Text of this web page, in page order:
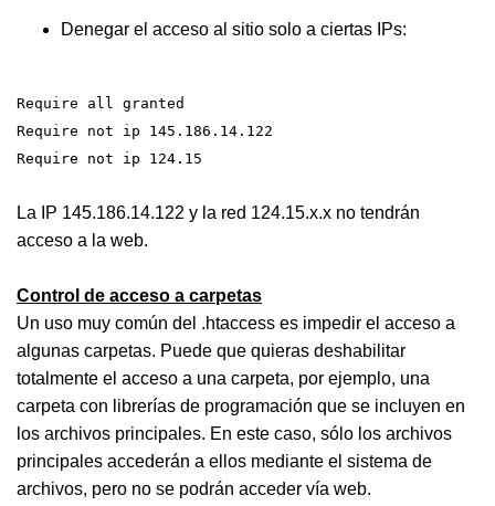
Denegar el acceso al sitio solo a ciertas IPs:
Require all granted
Require not ip 145.186.14.122
Require not ip 124.15
La IP 145.186.14.122 y la red 124.15.x.x no tendrán
acceso a la web.
Control de acceso a carpetas
Un uso muy común del .htaccess es impedir el acceso a
algunas carpetas. Puede que quieras deshabilitar
totalmente el acceso a una carpeta, por ejemplo, una
carpeta con librerías de programación que se incluyen en
los archivos principales. En este caso, sólo los archivos
principales accederán a ellos mediante el sistema de
archivos, pero no se podrán acceder vía web.